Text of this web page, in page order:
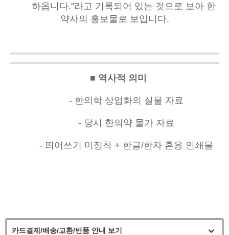
하옵니다."라고 기록되어 있는 것으로 보아 한
약사의 홍보물로 보입니다.
■ 역사적 의미
- 한의학 상업화의 실물 자료
- 당시 한의약 물가 자료
- 띄어쓰기 미정착 + 한글/한자 혼용 인쇄물
카드결제/배송/교환/반품 안내 보기